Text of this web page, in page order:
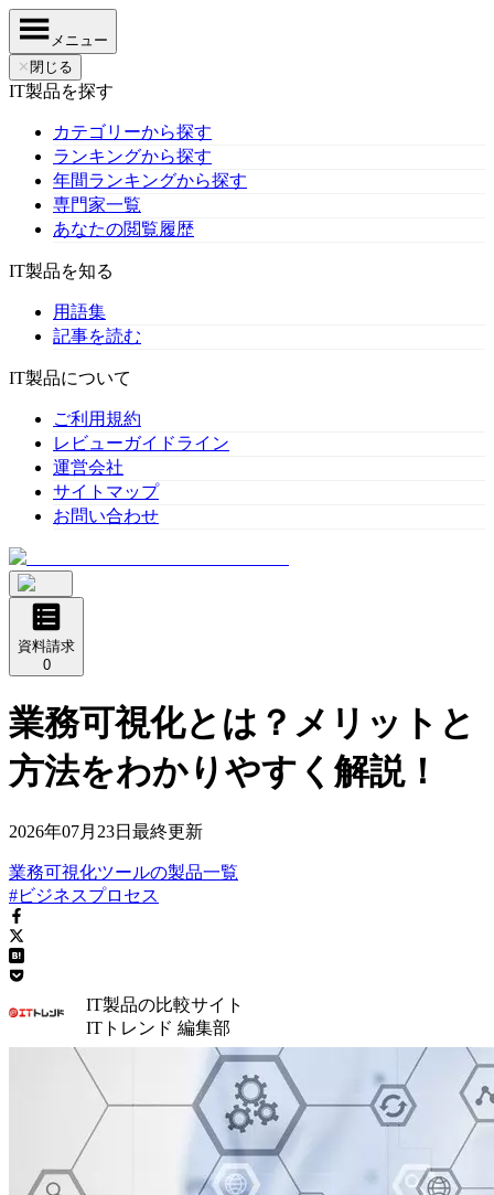
メニュー
✕ 閉じる
IT製品を探す
カテゴリーから探す
ランキングから探す
年間ランキングから探す
専門家一覧
あなたの閲覧履歴
IT製品を知る
用語集
記事を読む
IT製品について
ご利用規約
レビューガイドライン
運営会社
サイトマップ
お問い合わせ
資料請求
0
業務可視化とは？メリットと
方法をわかりやすく解説！
2026年07月23日 最終更新
業務可視化ツールの製品一覧
#ビジネスプロセス
IT製品の比較サイト
ITトレンド 編集部